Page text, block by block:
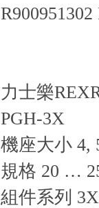
力士樂
PGH-3X
機座大小 4,
規格 20 …
組件系列 3X